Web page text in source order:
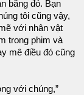
bằng đó. Bạn
tôi cũng vậy,
với nhân vật
trong phim và
mê điều đó cũng
với chúng,”